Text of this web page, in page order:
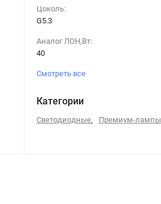
Цоколь:
G5.3
Аналог ЛОН,Вт:
40
Смотреть все
Категории
Светодиодные, Премиум-лампы